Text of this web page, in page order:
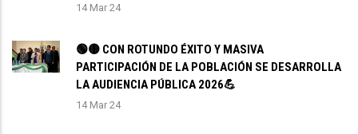
14 Mar 24
🟢🟡 CON ROTUNDO ÉXITO Y MASIVA
PARTICIPACIÓN DE LA POBLACIÓN SE DESARROLLA
LA AUDIENCIA PÚBLICA 2026💪
14 Mar 24